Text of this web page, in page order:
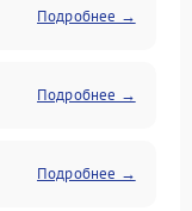
Подробнее →
Подробнее →
Подробнее →